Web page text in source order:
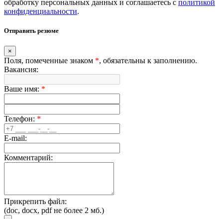
обработку персональных данных и соглашаетесь c политикой
конфиденциальности.
Отправить резюме
×
Поля, помеченные знаком *, обязательны к заполнению.
Вакансия:
Ваше имя: *
Телефон: *
E-mail:
Комментарий:
Прикрепить файл:
(doc, docx, pdf не более 2 мб.)